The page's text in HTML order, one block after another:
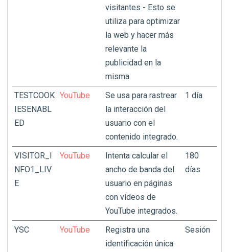
visitantes - Esto se
utiliza para optimizar
la web y hacer más
relevante la
publicidad en la
misma.
TESTCOOK
IESENABL
ED
YouTube
Se usa para rastrear
la interacción del
usuario con el
contenido integrado.
1 día
VISITOR_I
NFO1_LIV
E
YouTube
Intenta calcular el
ancho de banda del
usuario en páginas
con vídeos de
YouTube integrados.
180
días
YSC YouTube
Registra una
identificación única
Sesión